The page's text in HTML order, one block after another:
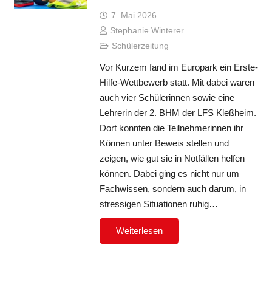
7. Mai 2026
Stephanie Winterer
Schülerzeitung
Vor Kurzem fand im Europark ein Erste-
Hilfe-Wettbewerb statt. Mit dabei waren
auch vier Schülerinnen sowie eine
Lehrerin der 2. BHM der LFS Kleßheim.
Dort konnten die Teilnehmerinnen ihr
Können unter Beweis stellen und
zeigen, wie gut sie in Notfällen helfen
können. Dabei ging es nicht nur um
Fachwissen, sondern auch darum, in
stressigen Situationen ruhig…
Weiterlesen